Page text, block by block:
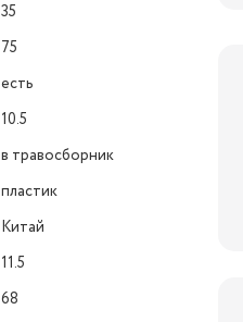
35
75
есть
10.5
в травосборник
пластик
Китай
11.5
68